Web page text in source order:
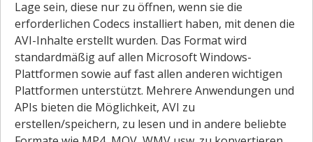
Lage sein, diese nur zu öffnen, wenn sie die
erforderlichen Codecs installiert haben, mit denen die
AVI-Inhalte erstellt wurden. Das Format wird
standardmäßig auf allen Microsoft Windows-
Plattformen sowie auf fast allen anderen wichtigen
Plattformen unterstützt. Mehrere Anwendungen und
APIs bieten die Möglichkeit, AVI zu
erstellen/speichern, zu lesen und in andere beliebte